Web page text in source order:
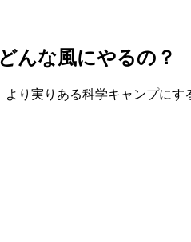
んな風にやるの？
より実りある科学キャンプに